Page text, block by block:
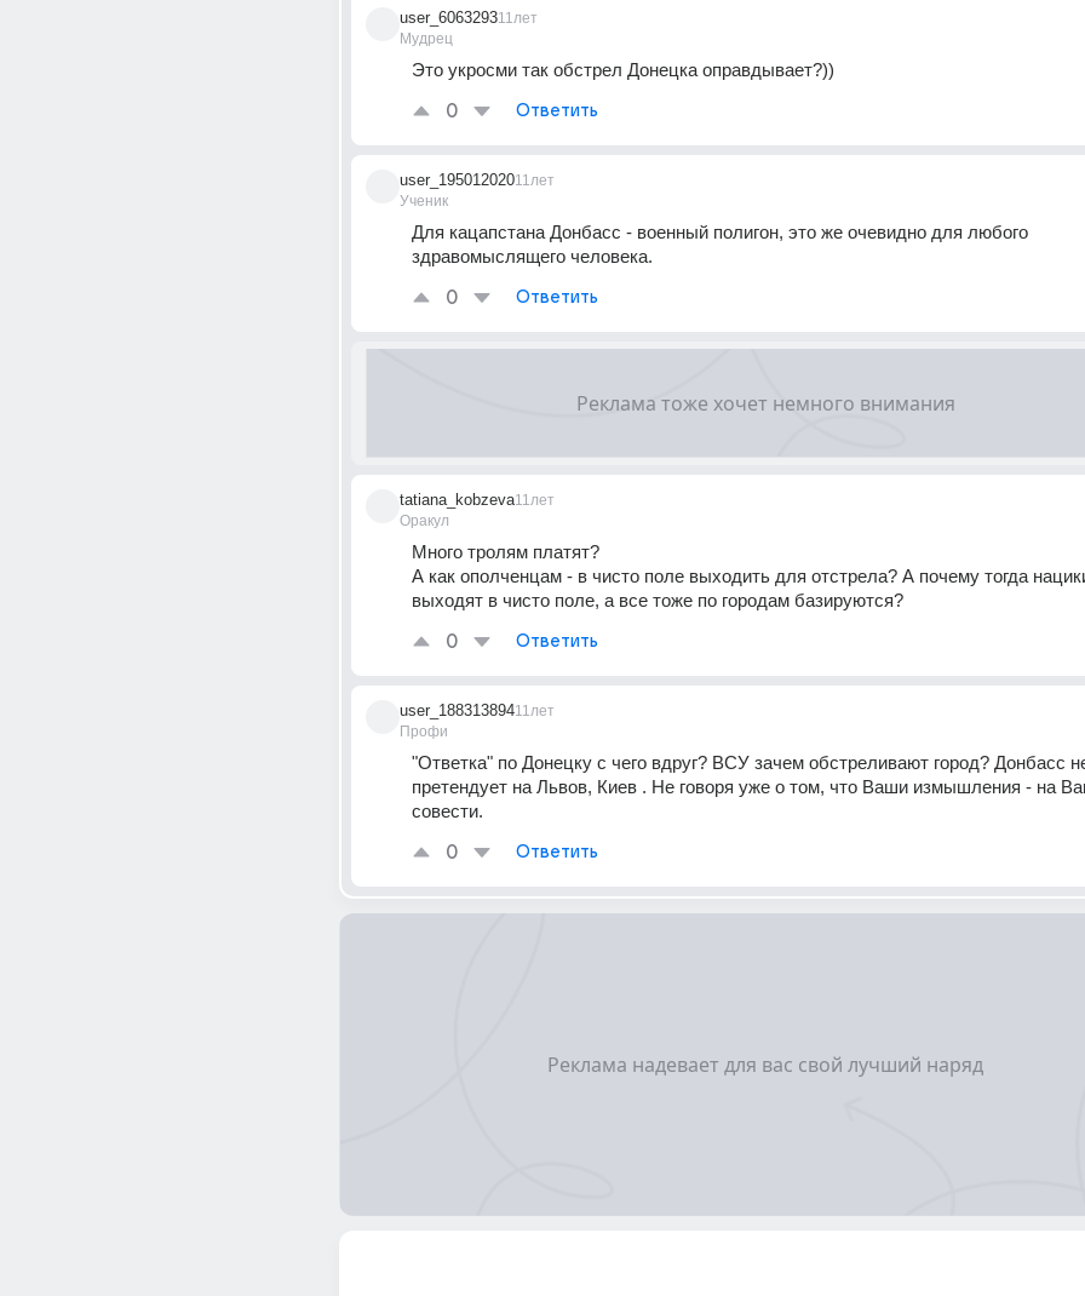
user_6063293
Мудрец
11лет
Это укросми так обстрел Донецка оправдывает?))
0 Ответить
user_195012020
Ученик
11лет
Для кацапстана Донбасс - военный полигон, это же очевидно для любого
здравомыслящего человека.
0 Ответить
tatiana_kobzeva
Оракул
11лет
Много тролям платят?
А как ополченцам - в чисто поле выходить для отстрела? А почему тогда
выходят в чисто поле, а все тоже по городам базируются?
0 Ответить
user_188313894
Профи
11лет
"Ответка" по Донецку с чего вдруг? ВСУ зачем обстреливают город? Донбасс
претендует на Львов, Киев . Не говоря уже о том, что Ваши измышления - на
совести.
0 Ответить